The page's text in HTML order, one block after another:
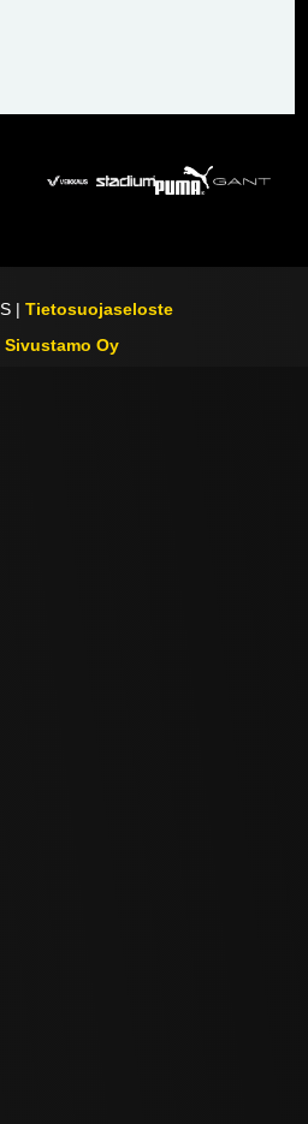
|Tietosuojaseloste
Sivustamo Oy